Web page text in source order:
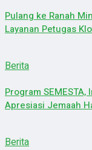
Pulang ke Ranah
Layanan Petugas
Berita
Program
Apresiasi Jemaah
Berita